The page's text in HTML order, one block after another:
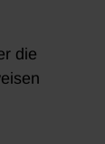
die